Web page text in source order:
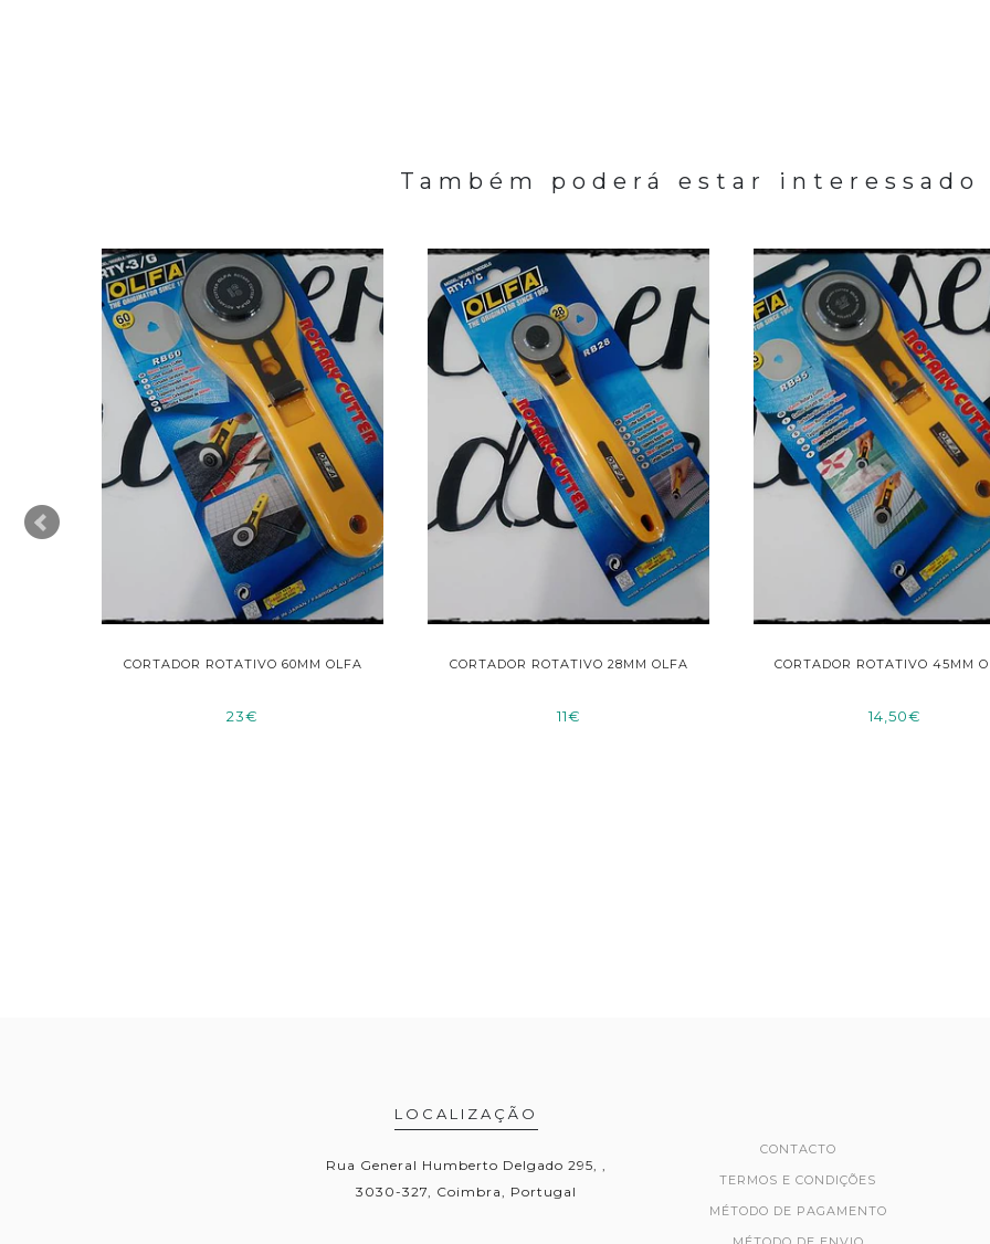
Também poderá estar interessado
CORTADOR ROTATIVO 60MM OLFA
23€
CORTADOR ROTATIVO 28MM OLFA
11€
CORTADOR ROTATIVO 45MM
14,50€
LOCALIZAÇÃO
Rua General Humberto Delgado 295, ,
3030-327, Coimbra, Portugal
CONTACTO
TERMOS E CONDIÇÕES
MÉTODO DE PAGAMENTO